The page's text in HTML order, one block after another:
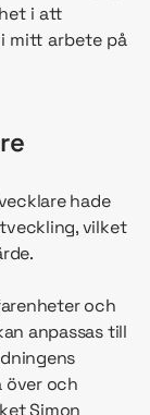
i att
mitt arbete på
hade
vilket
och
anpassas till
över och
Simon